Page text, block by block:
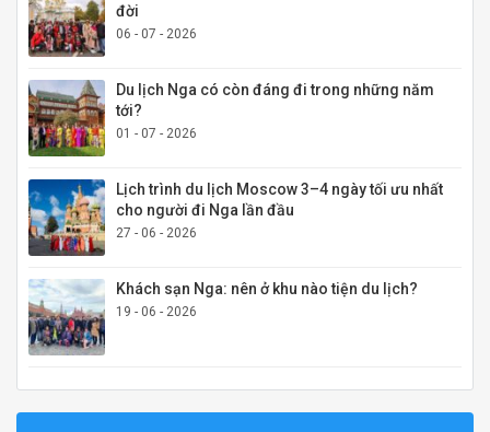
đời
06 - 07 - 2026
Du lịch Nga có còn đáng đi trong những năm
tới?
01 - 07 - 2026
Lịch trình du lịch Moscow 3–4 ngày tối ưu nhất
cho người đi Nga lần đầu
27 - 06 - 2026
Khách sạn Nga: nên ở khu nào tiện du lịch?
19 - 06 - 2026